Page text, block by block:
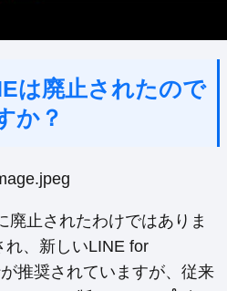
は廃止されたので
か？
廃止されたわけではありま
れ、新しいLINE for
推奨されていますが、従来